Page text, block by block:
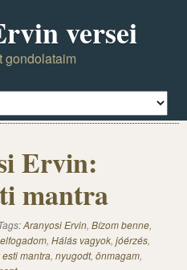
versei
gondolataim
Ervin:
mantra
Aranyosi Ervin, Bízom benne,
elfogadom, Hálás vagyok, jóérzés,
mantra, nyugodt, önmagam,